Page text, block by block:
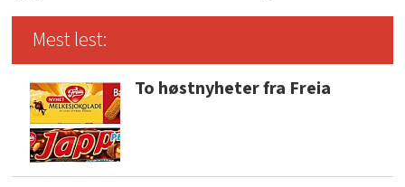
Mest lest:
To høstnyheter fra Freia